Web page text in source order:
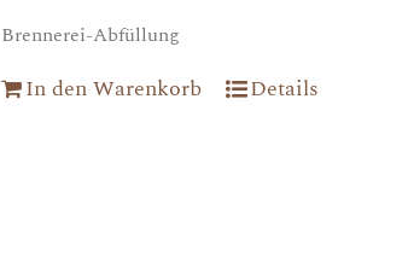
Brennerei-Abfüllung
In den Warenkorb Details